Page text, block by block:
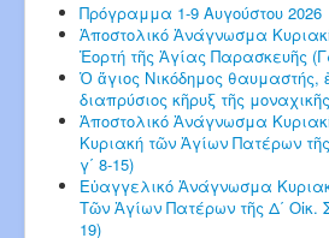
Πρόγραμμα 1-9 Αυγούστου 2026
Ἀποστολικό Ἀνάγνωσμα
Ἑορτή τῆς Ἁγίας Παρασκευῆς
Ὁ ἅγιος Νικόδημος θαυμαστής,
διαπρύσιος κῆρυξ τῆς
Ἀποστολικό Ἀνάγνωσμα
Κυριακή τῶν Ἁγίων Πατέρων τῆς
γ΄ 8-15)
Εὐαγγελικό Ἀνάγνωσμα
Τῶν Ἁγίων Πατέρων τῆς Δ΄ Οἰκ.
19)